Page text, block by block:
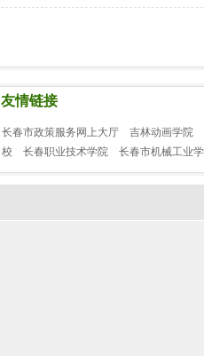
友情链接
长春市政策服务网上大厅 吉林动画学院
校
长春职业技术学院 长春市机械工业